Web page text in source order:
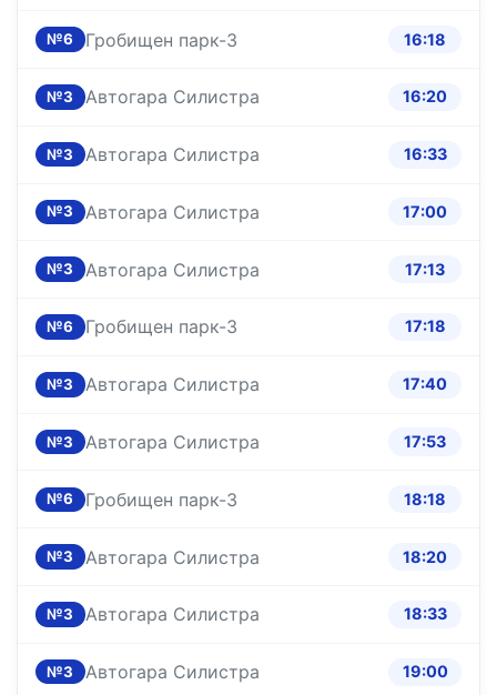
№6 Гробищен парк-3 16:18
№3 Автогара Силистра 16:20
№3 Автогара Силистра 16:33
№3 Автогара Силистра 17:00
№3 Автогара Силистра 17:13
№6 Гробищен парк-3 17:18
№3 Автогара Силистра 17:40
№3 Автогара Силистра 17:53
№6 Гробищен парк-3 18:18
№3 Автогара Силистра 18:20
№3 Автогара Силистра 18:33
№3 Автогара Силистра 19:00